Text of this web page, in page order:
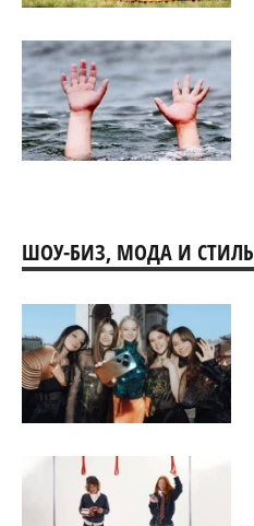
ШОУ-БИЗ, МОДА И СТИЛЬ